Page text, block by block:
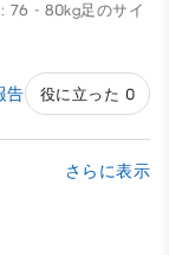
76 - 80kg足のサイ
告 役に立った 0
さらに表示